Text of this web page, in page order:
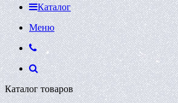
Каталог
Меню
Каталог товаров